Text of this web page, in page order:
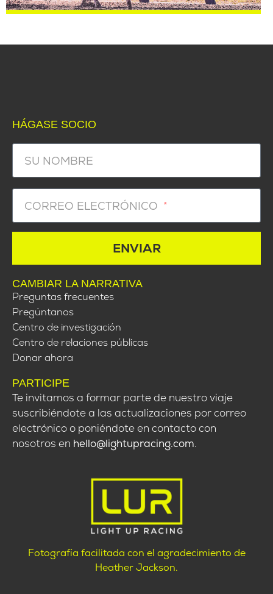
CAMBIAR LA NARRATIVA
Preguntas frecuentes
Pregúntanos
Centro de investigación
Centro de relaciones públicas
Donar ahora
PARTICIPE
Te invitamos a formar parte de nuestro viaje
suscribiéndote a las actualizaciones por correo
electrónico o poniéndote en contacto con
nosotros en hello@lightupracing.com.
Fotografía facilitada con el agradecimiento de
Heather Jackson.
HÁGASE SOCIO
SU NOMBRE
CORREO ELECTRÓNICO
ENVIAR